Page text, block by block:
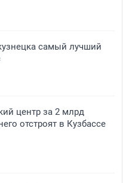
самый лучший
центр за 2 млрд
отстроят в Кузбассе